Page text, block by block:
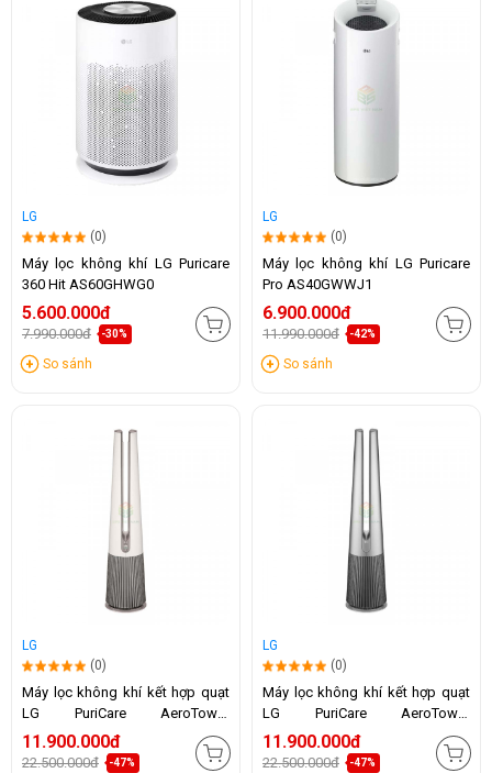
LG
(0)
Máy lọc không khí LG Puricare
360 Hit AS60GHWG0
5.600.000đ
7.990.000đ -30%
So sánh
LG
(0)
Máy lọc không khí LG Puricare
Pro AS40GWWJ1
6.900.000đ
11.990.000đ -42%
So sánh
LG
(0)
Máy lọc không khí kết hợp quạt
LG PuriCare AeroTower
FS15GPBF0 (Be)
11.900.000đ
22.500.000đ -47%
LG
(0)
Máy lọc không khí kết hợp quạt
LG PuriCare AeroTower
FS15GPSF0 (Bạc)
11.900.000đ
22.500.000đ -47%